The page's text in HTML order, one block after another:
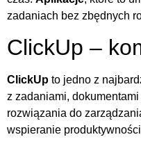
zadaniach bez zbędnych
ClickUp –
ClickUp to jedno z
z zadaniami,
rozwiązania do
wspieranie